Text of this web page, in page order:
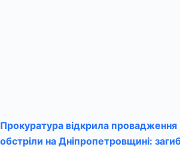
Прокуратура відкрила провадження
обстріли на Дніпропетровщині: